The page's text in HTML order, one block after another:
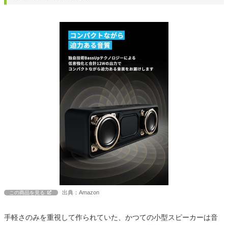
この商品を見る 出典：Amazon
手軽さのみを重視して作られていた、かつての小型スピーカーは音